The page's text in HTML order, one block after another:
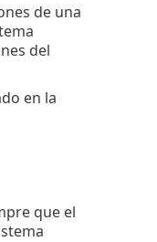
de una
del
en la
que el